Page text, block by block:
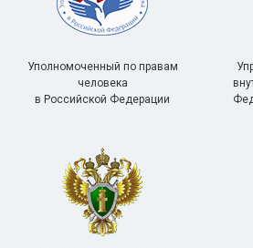
Уполномоченный по правам
человека
в Российской Федерации